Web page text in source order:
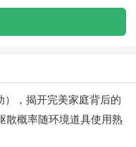
），揭开完美家庭背后的
散概率随环境道具使用熟